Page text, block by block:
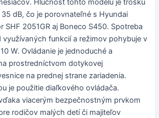
Hlučnosť tohto modelu je trošku
dB, čo je porovnateľné s Hyundai
SHF 2051GR aj Boneco S450. Spotreba
využívaných funkcií a režimov pohybuje v
W. Ovládanie je jednoduché a
prostredníctvom dotykovej
na prednej strane zariadenia.
je použitie diaľkového ovládača.
viacerým bezpečnostným prvkom
rodičov malých detí či majiteľov